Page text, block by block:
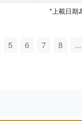
*上載日期
5 6 7 8 ...